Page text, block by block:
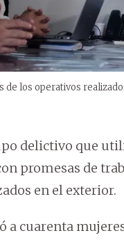
de los operativos
delictivo que
promesas de
en el exterior.
a cuarenta